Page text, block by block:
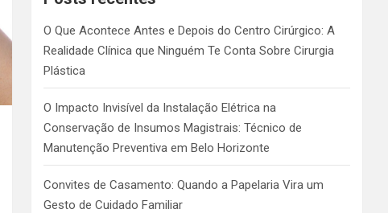
O Que Acontece Antes e Depois do Centro Cirúrgico: A
Realidade Clínica que Ninguém Te Conta Sobre Cirurgia
Plástica
O Impacto Invisível da Instalação Elétrica na
Conservação de Insumos Magistrais: Técnico de
Manutenção Preventiva em Belo Horizonte
Convites de Casamento: Quando a Papelaria Vira um
Gesto de Cuidado Familiar